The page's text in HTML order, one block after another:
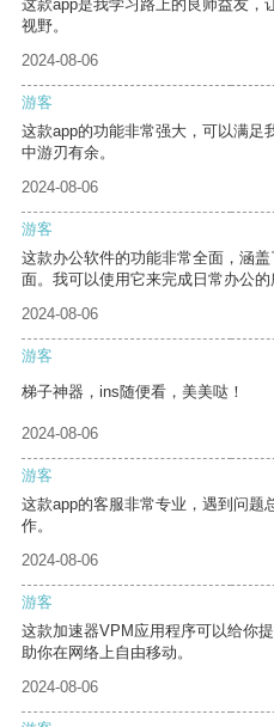
这款app是我学习路上的良师益友，
视野。
2024-08-06
游客
这款app的功能非常强大，可以满足
中游刃有余。
2024-08-06
游客
这款办公软件的功能非常全面，涵
面。我可以使用它来完成日常办公的
2024-08-06
游客
梯子神器，ins随便看，美美哒！
2024-08-06
游客
这款app的客服非常专业，遇到问题
作。
2024-08-06
游客
这款加速器VPM应用程序可以给你
助你在网络上自由移动。
2024-08-06